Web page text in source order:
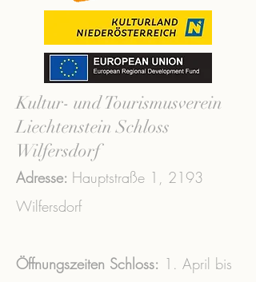
Kultur- und Tourismusverein
Liechtenstein Schloss
Wilfersdorf
Adresse: Hauptstraße 1, 2193
Wilfersdorf
Öffnungszeiten Schloss: 1. April bis